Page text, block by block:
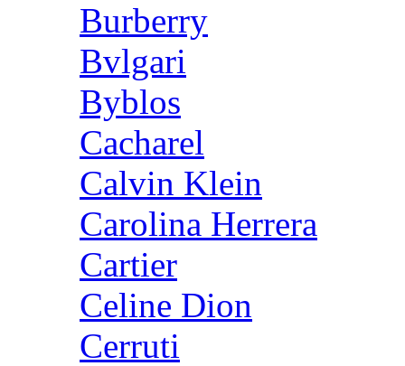
Burberry
Bvlgari
Byblos
Cacharel
Calvin Klein
Carolina Herrera
Cartier
Celine Dion
Cerruti